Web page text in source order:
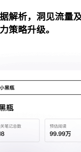
解析，洞见流量
策略升级。